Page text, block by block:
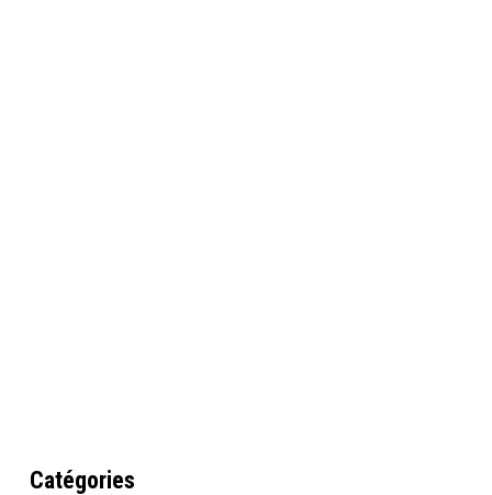
Catégories